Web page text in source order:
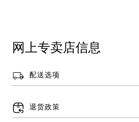
网上专卖店信息
配送选项
退货政策